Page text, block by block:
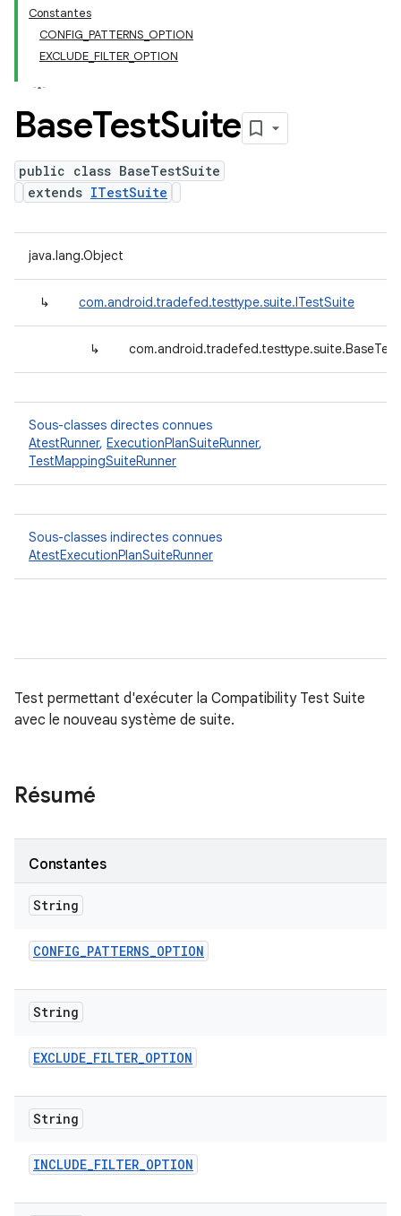
Constantes
CONFIG_PATTERNS_OPTION
EXCLUDE_FILTER_OPTION
BaseTestSuite
public class BaseTestSuite
extends ITestSuite
java.lang.Object
↳ com.android.tradefed.testtype.suite.ITestSuite
↳
Sous-classes directes connues
AtestRunner, ExecutionPlanSuiteRunner,
TestMappingSuiteRunner
Sous-classes indirectes connues
AtestExecutionPlanSuiteRunner
Test permettant d'exécuter la Compatibility Test Suite
avec le nouveau système de suite.
Résumé
Constantes
String
CONFIG_PATTERNS_OPTION
String
EXCLUDE_FILTER_OPTION
String
INCLUDE_FILTER_OPTION